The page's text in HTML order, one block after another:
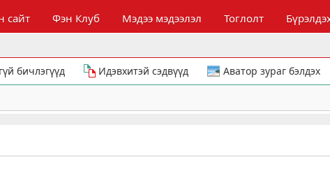
сайт Фэн Клуб Мэдээ мэдээлэл Тоглолт
бичлэгүүд Идэвхитэй сэдвүүд Аватор зураг бэлдэх